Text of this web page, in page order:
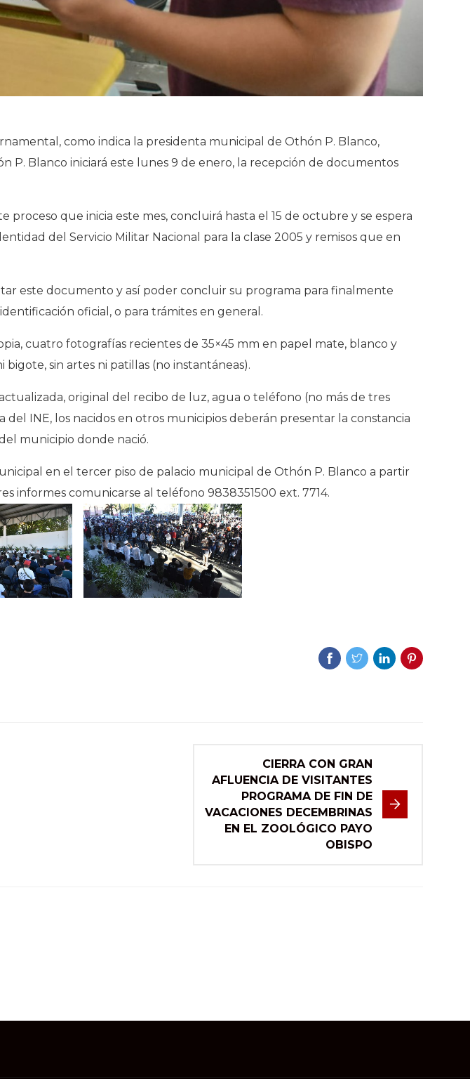
como indica la presidenta municipal de Othón P. Blanco,
Blanco iniciará este lunes 9 de enero, la recepción de documentos
que inicia este mes, concluirá hasta el 15 de octubre y se espera
del Servicio Militar Nacional para la clase 2005 y remisos que en
este documento y así poder concluir su programa para finalmente
oficial, o para trámites en general.
cuatro fotografías recientes de 35×45 mm en papel mate, blanco y
sin artes ni patillas (no instantáneas).
original del recibo de luz, agua o teléfono (no más de tres
INE, los nacidos en otros municipios deberán presentar la constancia
municipio donde nació.
en el tercer piso de palacio municipal de Othón P. Blanco a partir
informes comunicarse al teléfono 9838351500 ext. 7714.
CIERRA CON GRAN
AFLUENCIA DE VISITANTES
PROGRAMA DE FIN DE
VACACIONES DECEMBRINAS
EN EL ZOOLÓGICO PAYO
OBISPO